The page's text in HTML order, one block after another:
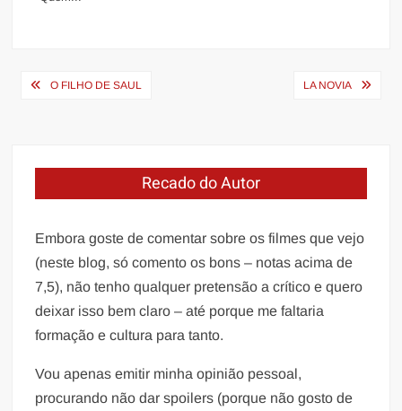
Navegação
O FILHO DE SAUL LA NOVIA
Recado do Autor
Embora goste de comentar sobre os filmes que vejo
(neste blog, só comento os bons – notas acima de
7,5), não tenho qualquer pretensão a crítico e quero
deixar isso bem claro – até porque me faltaria
formação e cultura para tanto.
Vou apenas emitir minha opinião pessoal,
procurando não dar spoilers (porque não gosto de